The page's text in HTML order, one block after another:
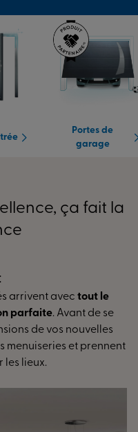
Portes de
garage
ça fait la
débuter ! Contrôle de
Nos poseurs
des finitions
et de plus grandes
d’énergie.